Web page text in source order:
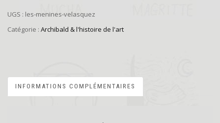
UGS : les-menines-velasquez
Catégorie : Archibald & l'histoire de l'art
INFORMATIONS COMPLÉMENTAIRES